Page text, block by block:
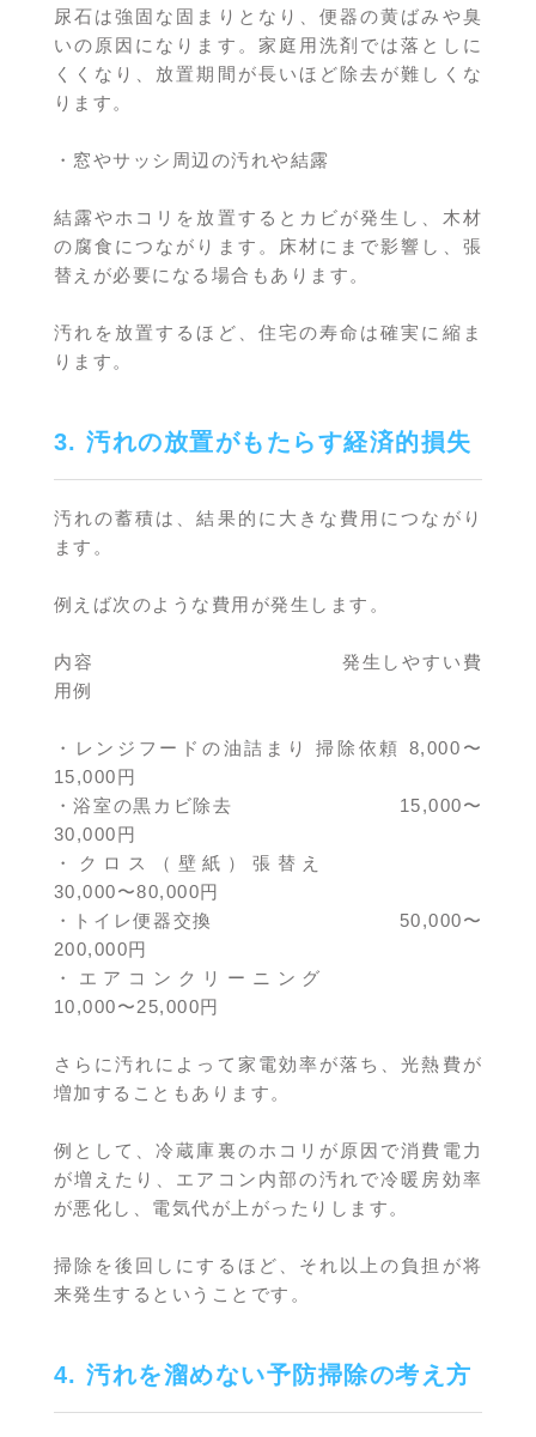
尿石は強固な固まりとなり、便器の黄ばみや臭
いの原因になります。家庭用洗剤では落としに
くくなり、放置期間が長いほど除去が難しくな
ります。
・窓やサッシ周辺の汚れや結露
結露やホコリを放置するとカビが発生し、木材
の腐食につながります。床材にまで影響し、張
替えが必要になる場合もあります。
汚れを放置するほど、住宅の寿命は確実に縮ま
ります。
3. 汚れの放置がもたらす経済的損失
汚れの蓄積は、結果的に大きな費用につながり
ます。
例えば次のような費用が発生します。
内容 発生しやすい費
用例
・レンジフードの油詰まり 掃除依頼 8,000〜
15,000円
・浴室の黒カビ除去 15,000〜
30,000円
・クロス（壁紙）張替え
30,000〜80,000円
・トイレ便器交換 50,000〜
200,000円
・エアコンクリーニング
10,000〜25,000円
さらに汚れによって家電効率が落ち、光熱費が
増加することもあります。
例として、冷蔵庫裏のホコリが原因で消費電力
が増えたり、エアコン内部の汚れで冷暖房効率
が悪化し、電気代が上がったりします。
掃除を後回しにするほど、それ以上の負担が将
来発生するということです。
4. 汚れを溜めない予防掃除の考え方